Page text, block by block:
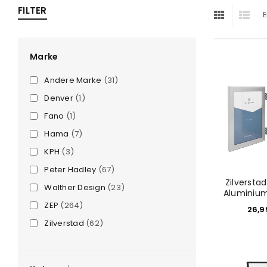
FILTER
Marke
Andere Marke (31)
Denver (1)
Fano (1)
Hama (7)
KPH (3)
Peter Hadley (67)
Walther Design (23)
ZEP (264)
Zilverstad (62)